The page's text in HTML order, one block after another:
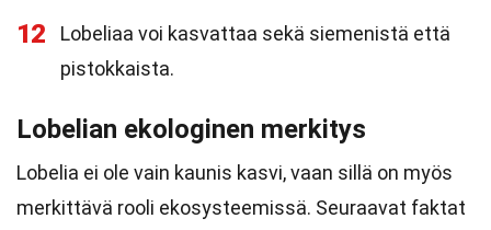
12
Lobeliaa voi kasvattaa sekä siemenistä että
pistokkaista.
Lobelian ekologinen merkitys
Lobelia ei ole vain kaunis kasvi, vaan sillä on myös
merkittävä rooli ekosysteemissä. Seuraavat faktat